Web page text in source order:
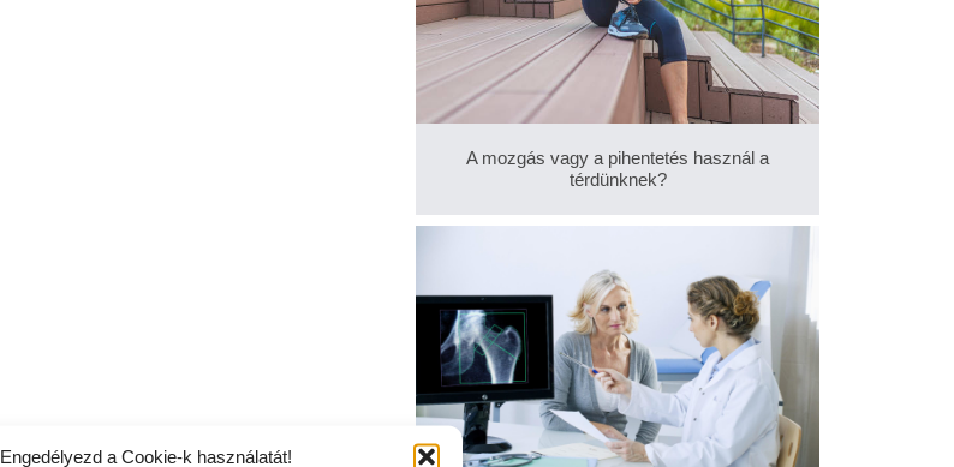
Engedélyezd a Cookie-k használatát!
A mozgás vagy a pihentetés használ a
térdünknek?